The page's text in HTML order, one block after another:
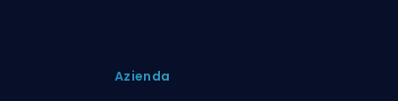
Azienda